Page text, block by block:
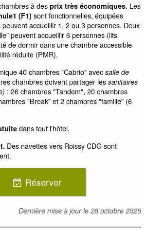
à des prix très économiques. Les
(F1) sont fonctionnelles, équipées
accueillir 1, 2 ou 3 personnes. Deux
peuvent accueillir 6 personnes (lits
de dormir dans une chambre accessible
réduite (PMR).
40 chambres "Cabrio" avec salle de
chambres doivent partager les sanitaires
: 26 chambres "Tandem", 20 chambres
"Break" et 2 chambres "famille" (6
dans tout l'hôtel.
Des navettes vers Roissy CDG sont
Réserver
Dernière mise à jour le 28 octobre 2025